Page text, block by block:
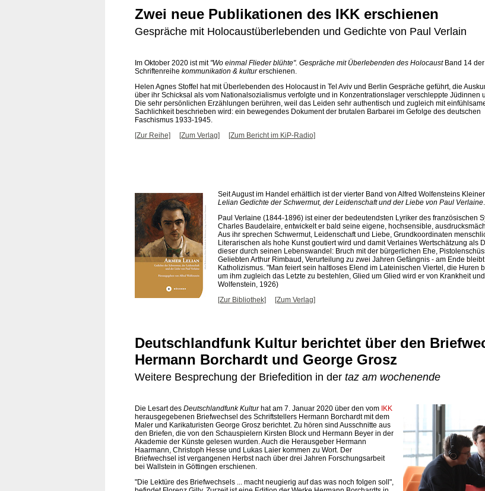
Zwei neue Publikationen des IKK erschienen
Gespräche mit Holocaustüberlebenden und Gedichte von Paul Verlain
Im Oktober 2020 ist mit "Wo einmal Flieder blühte". Gespräche mit Überlebenden des HolocaustBand 14 der
Schriftenreihe kommunikation & kulturerschienen.
Helen Agnes Stoffel hat mit Überlebenden des Holocaust in Tel Aviv und Berlin Gespräche geführt, die
über ihr Schicksal als vom Nationalsozialismus verfolgte und in Konzentrationslager verschleppte Jüdinnen
Die sehr persönlichen Erzählungen berühren, weil das Leiden sehr authentisch und zugleich mit
Sachlichkeit beschrieben wird: ein bewegendes Dokument der brutalen Barbarei im Gefolge des deutschen
Faschismus 1933-1945.
[Zur Reihe]
[Zum Verlag] [Zum Bericht im KiP-Radio]
Seit August im Handel erhältlich ist der vierter Band von Alfred Wolfensteins
Lelian Gedichte der Schwermut, der Leidenschaft und der Liebe von Paul Verlaine.
Paul Verlaine (1844-1896) ist einer der bedeutendsten Lyriker des französischen
Charles Baudelaire, entwickelt er bald seine eigene, hochsensible,
Aus ihr sprechen Schwermut, Leidenschaft und Liebe, Grundkoordinaten
Literarischen als hohe Kunst goutiert wird und damit Verlaines Wertschätzung als
dieser durch seinen Lebenswandel: Bruch mit der bürgerlichen Ehe,
Geliebten Arthur Rimbaud, Verurteilung zu zwei Jahren Gefängnis - am Ende
Katholizismus. "Man feiert sein haltloses Elend im Lateinischen Viertel, die Huren
um ihm zugleich das Letzte zu bestehlen, Glied um Glied wird er von Krankheit
Wolfenstein, 1926)
[Zur Bibliothek]
[Zum Verlag]
Deutschlandfunk Kultur berichtet über den
Hermann Borchardt und George Grosz
Weitere Besprechung der Briefedition in der taz am wochenende
Die Lesart des Deutschlandfunk Kulturhat am 7. Januar 2020 über den vom IKK
herausgegebenen Briefwechsel des Schriftstellers Hermann Borchardt mit dem
Maler und Karikaturisten George Grosz berichtet. Zu hören sind Ausschnitte aus
den Briefen, die von den Schauspielern Kirsten Block und Hermann Beyer in der
Akademie der Künste gelesen wurden. Auch die Herausgeber Hermann
Haarmann, Christoph Hesse und Lukas Laier kommen zu Wort. Der
Briefwechsel ist vergangenen Herbst nach über drei Jahren Forschungsarbeit
bei Wallstein in Göttingen erschienen.
"Die Lektüre des Briefwechsels ... macht neugierig auf das was noch folgen soll",